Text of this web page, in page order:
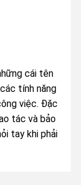
cái tên
tính năng
việc. Đặc
tác và bảo
tay khi phải